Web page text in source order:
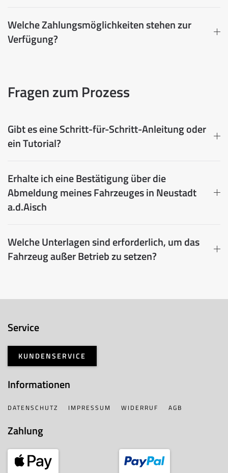
Welche Zahlungsmöglichkeiten stehen zur
Verfügung?
Fragen zum Prozess
Gibt es eine Schritt-für-Schritt-Anleitung oder
ein Tutorial?
Erhalte ich eine Bestätigung über die
Abmeldung meines Fahrzeuges in Neustadt
a.d.Aisch
Welche Unterlagen sind erforderlich, um das
Fahrzeug außer Betrieb zu setzen?
Service
KUNDENSERVICE
Informationen
DATENSCHUTZ IMPRESSUM WIDERRUF AGB
Zahlung